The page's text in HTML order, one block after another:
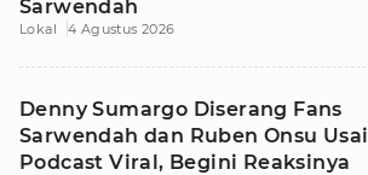
Sarwendah
Lokal 4 Agustus 2026
Denny Sumargo Diserang Fans
Sarwendah dan Ruben Onsu Usai
Podcast Viral, Begini Reaksinya